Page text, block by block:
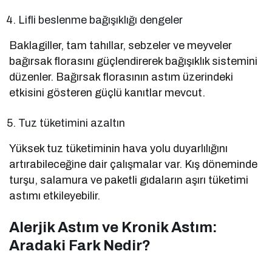
Lifli beslenme bağışıklığı dengeler
Baklagiller, tam tahıllar, sebzeler ve meyveler
bağırsak florasını güçlendirerek bağışıklık sistemini
düzenler. Bağırsak florasının astım üzerindeki
etkisini gösteren güçlü kanıtlar mevcut.
Tuz tüketimini azaltın
Yüksek tuz tüketiminin hava yolu duyarlılığını
artırabileceğine dair çalışmalar var. Kış döneminde
turşu, salamura ve paketli gıdaların aşırı tüketimi
astımı etkileyebilir.
Alerjik Astım ve Kronik Astım:
Aradaki Fark Nedir?